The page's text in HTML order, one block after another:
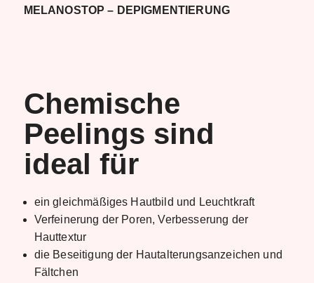
MELANOSTOP– DEPIGMENTIERUNG
Chemische
Peelings sind
ideal für
ein gleichmäßiges Hautbild und Leuchtkraft
Verfeinerung der Poren, Verbesserung der
Hauttextur
die Beseitigung der Hautalterungsanzeichen und
Fältchen